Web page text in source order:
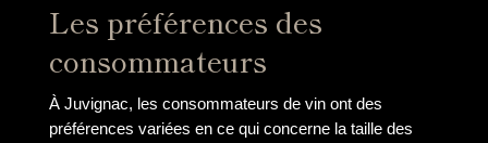
Les préférences des
consommateurs
À Juvignac, les consommateurs de vin ont des
préférences variées en ce qui concerne la taille des